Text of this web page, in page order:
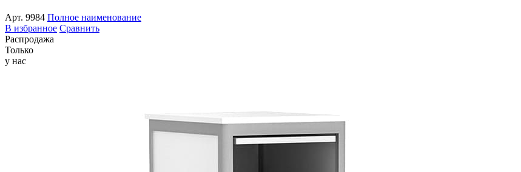
Арт. 9984 Полное наименование
В избранное Сравнить
Распродажа
Только
у нас